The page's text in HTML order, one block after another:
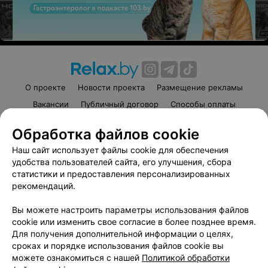
Черная сорочка
5 руб.
Записаться
Блузка без брителек
5 руб.
Записаться
Подтяжки красные
5 руб.
Записаться
Кофта черная с рукавами
О проекте Новости проекта
Размещение рекламы
Вакансии
Публичный договор
Способы оплаты
«Афиша»
Пользовательское соглашение
Написать в поддержку
Связаться по вопросам сотрудничества
Персональные настройки cookie
Обработка персональных данных
Обработка файлов cookie
Наш сайт использует файлы cookie для обеспечения
удобства пользователей сайта, его улучшения, сбора
статистики и предоставления персонализированных
рекомендаций.
Вы можете настроить параметры использования файлов
cookie или изменить свое согласие в более позднее время.
Для получения дополнительной информации о целях,
сроках и порядке использования файлов cookie вы
можете ознакомиться с нашей Политикой обработки